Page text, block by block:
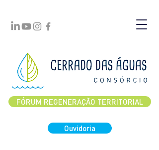
FÓRUM REGENERAÇÃO TERRITORIAL
Ouvidoria